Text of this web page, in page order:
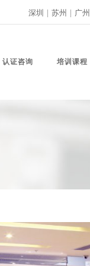
深圳 | 苏州 | 广州
认证咨询 培训课程